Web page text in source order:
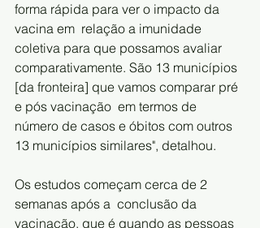
forma rápida para ver o impacto da
vacina em  relação a imunidade
coletiva para que possamos avaliar
comparativamente. São 13 municípios
[da fronteira] que vamos comparar pré
e pós vacinação  em termos de
número de casos e óbitos com outros
13 municípios similares", detalhou.
Os estudos começam cerca de 2
semanas após a  conclusão da
vacinação, que é quando as pessoas